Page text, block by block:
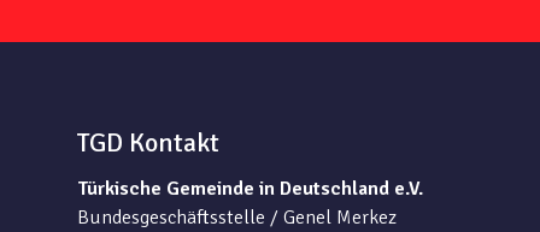
TGD Kontakt
Türkische Gemeinde in Deutschland e.V.
Bundesgeschäftsstelle / Genel Merkez